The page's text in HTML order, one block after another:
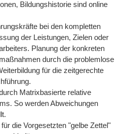
Bildungshistorie sind online
bei den kompletten
der Leistungen, Zielen oder
Planung der konkreten
durch die problemlose
für die zeitgerechte
Matrixbasierte relative
So werden Abweichungen
die Vorgesetzten "gelbe Zettel"